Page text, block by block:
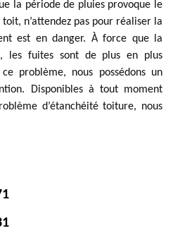
la période de pluies provoque le
n’attendez pas pour réaliser la
est en danger. À force que la
les fuites sont de plus en plus
problème, nous possédons un
Disponibles à tout moment
d’étanchéité toiture, nous